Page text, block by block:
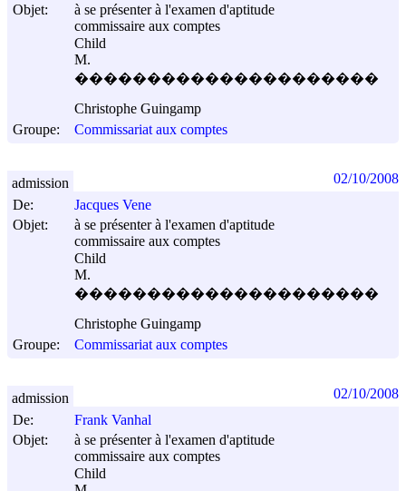
Objet:
à se présenter à l'examen d'aptitude
commissaire aux comptes
Child
M.
���������������������
Christophe Guingamp
Groupe:
Commissariat aux comptes
De:
Jacques Vene
Objet:
à se présenter à l'examen d'aptitude
commissaire aux comptes
Child
M.
���������������������
Christophe Guingamp
Groupe:
Commissariat aux comptes
admission 02/10/2008
De:
Frank Vanhal
Objet:
à se présenter à l'examen d'aptitude
commissaire aux comptes
Child
admission 02/10/2008